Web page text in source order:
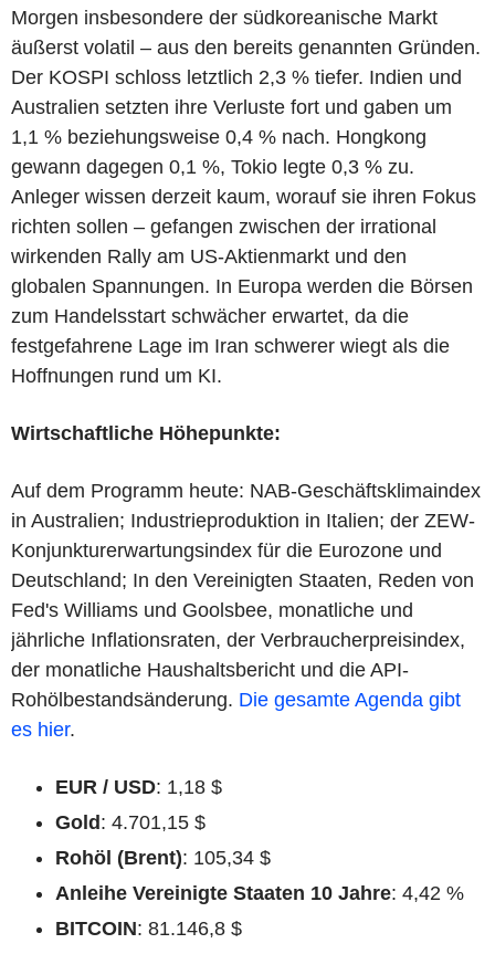
Morgen insbesondere der südkoreanische Markt
äußerst volatil – aus den bereits genannten Gründen.
Der KOSPI schloss letztlich 2,3 % tiefer. Indien und
Australien setzten ihre Verluste fort und gaben um
1,1 % beziehungsweise 0,4 % nach. Hongkong
gewann dagegen 0,1 %, Tokio legte 0,3 % zu.
Anleger wissen derzeit kaum, worauf sie ihren Fokus
richten sollen – gefangen zwischen der irrational
wirkenden Rally am US-Aktienmarkt und den
globalen Spannungen. In Europa werden die Börsen
zum Handelsstart schwächer erwartet, da die
festgefahrene Lage im Iran schwerer wiegt als die
Hoffnungen rund um KI.
Wirtschaftliche Höhepunkte:
Auf dem Programm heute: NAB-Geschäftsklimaindex
in Australien; Industrieproduktion in Italien; der ZEW-
Konjunkturerwartungsindex für die Eurozone und
Deutschland; In den Vereinigten Staaten, Reden von
Fed's Williams und Goolsbee, monatliche und
jährliche Inflationsraten, der Verbraucherpreisindex,
der monatliche Haushaltsbericht und die API-
Rohölbestandsänderung. Die gesamte Agenda gibt
es hier.
EUR / USD: 1,18 $
Gold: 4.701,15 $
Rohöl (Brent): 105,34 $
Anleihe Vereinigte Staaten 10 Jahre: 4,42 %
BITCOIN: 81.146,8 $